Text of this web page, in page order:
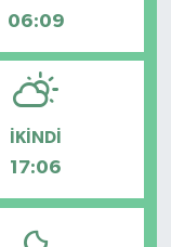
06:09
İKINDI
17:06